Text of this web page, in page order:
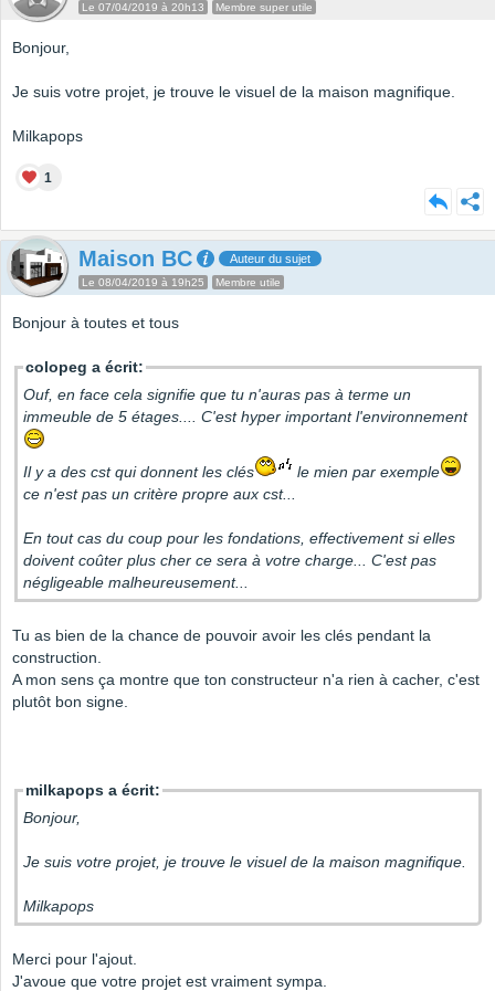
Le 07/04/2019 à 20h13 Membre super utile
Bonjour,
Je suis votre projet, je trouve le visuel de la maison magnifique.
Milkapops
1
Maison BC Auteur du sujet
Le 08/04/2019 à 19h25 Membre utile
Bonjour à toutes et tous
colopeg a écrit:
Ouf, en face cela signifie que tu n'auras pas à terme un
immeuble de 5 étages.... C'est hyper important l'environnement
Il y a des cst qui donnent les clés
le mien par exemple
ce n'est pas un critère propre aux cst...
En tout cas du coup pour les fondations, effectivement si elles
doivent coûter plus cher ce sera à votre charge... C'est pas
négligeable malheureusement...
Tu as bien de la chance de pouvoir avoir les clés pendant la
construction.
A mon sens ça montre que ton constructeur n'a rien à cacher, c'est
plutôt bon signe.
milkapops a écrit:
Bonjour,
Je suis votre projet, je trouve le visuel de la maison magnifique.
Milkapops
Merci pour l'ajout.
J'avoue que votre projet est vraiment sympa.